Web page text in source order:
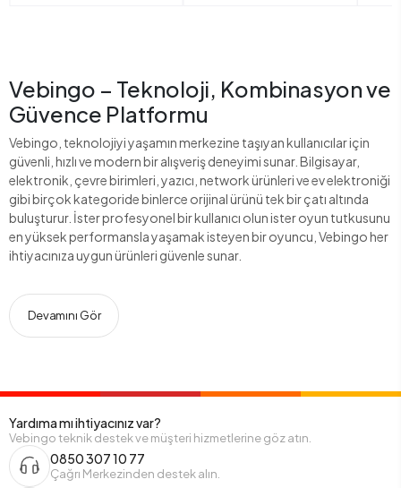
Vebingo – Teknoloji, Kombinasyon ve
Güvence Platformu
Vebingo, teknolojiyi yaşamın merkezine taşıyan kullanıcılar için
güvenli, hızlı ve modern bir alışveriş deneyimi sunar. Bilgisayar,
elektronik, çevre birimleri, yazıcı, network ürünleri ve ev elektroniği
gibi birçok kategoride binlerce orijinal ürünü tek bir çatı altında
buluşturur. İster profesyonel bir kullanıcı olun ister oyun tutkusunu
en yüksek performansla yaşamak isteyen bir oyuncu, Vebingo her
ihtiyacınıza uygun ürünleri güvenle sunar.
Devamını Gör
Yardıma mı ihtiyacınız var?
Vebingo teknik destek ve müşteri hizmetlerine göz atın.
0850 307 10 77
Çağrı Merkezinden destek alın.